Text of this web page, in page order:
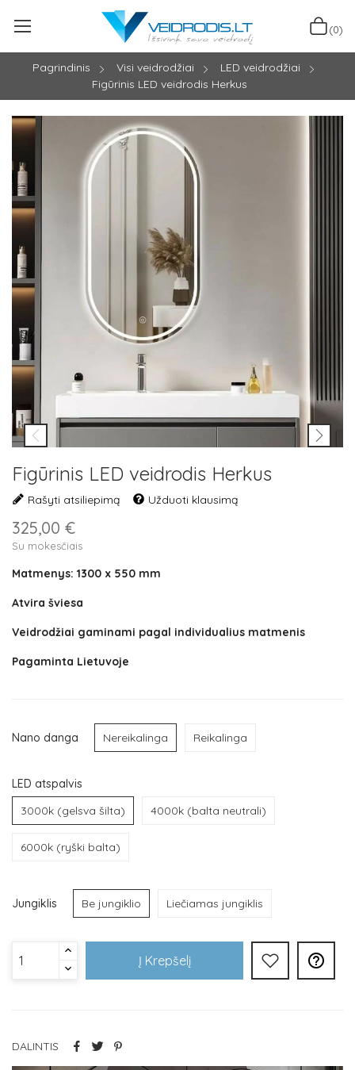
(0)
Pagrindinis Visi veidrodžiai
LED veidrodžiai
Figūrinis LED veidrodis Herkus
Figūrinis LED veidrodis Herkus
Rašyti atsiliepimą Užduoti klausimą
325,00 €
Su mokesčiais
Matmenys: 1300 x 550 mm
Atvira šviesa
Veidrodžiai gaminami pagal individualius matmenis
Pagaminta Lietuvoje
Nano danga Nereikalinga Reikalinga
LED atspalvis
3000k (gelsva šilta)
4000k (balta neutrali)
6000k (ryški balta)
Jungiklis Be jungiklio Liečiamas jungiklis
Į Krepšelį 
DALINTIS